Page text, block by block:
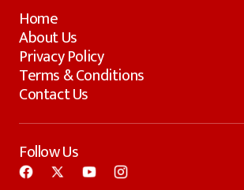
Home
About Us
Privacy Policy
Terms & Conditions
Contact Us
Follow Us